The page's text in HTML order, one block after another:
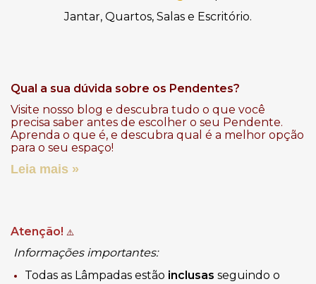
Jantar, Quartos, Salas e Escritório.
Qual a sua dúvida sobre os Pendentes?
Visite nosso blog e descubra tudo o que você
precisa saber antes de escolher o seu Pendente.
Aprenda o que é, e descubra qual é a melhor opção
para o seu espaço!
Leia mais »
Atenção! ⚠️
Informações importantes:
Todas as Lâmpadas estão inclusas seguindo o